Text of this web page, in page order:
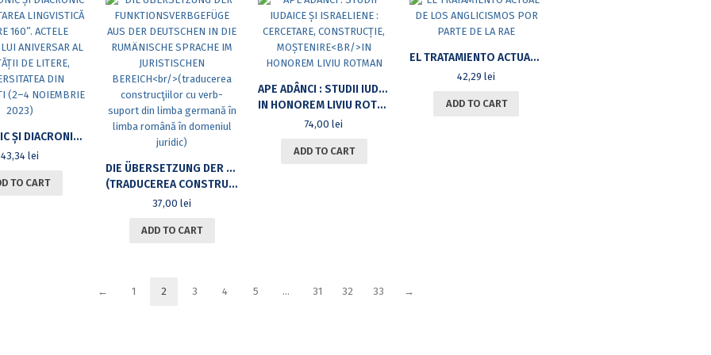
SINCRONIC ȘI DIACRONIC ÎN CERCETAREA LINGVISTICĂ „LITERE 160”. ACTELE COLOCVIULUI ANIVERSAR AL FACULTĂȚII DE LITERE, UNIVERSITATEA DIN BUCUREȘTI (2–4 NOIEMBRIE 2023)
43,34 lei
TO CART
DIE ÜBERSETZUNG DER FUNKTIONSVERBGEFÜGE AUS DER DEUTSCHEN IN DIE RUMÄNISCHE SPRACHE IM JURISTISCHEN BEREICH
(TRADUCEREA CONSTRUCŢIILOR CU VERB-SUPORT DIN LIMBA GERMANĂ ÎN LIMBA ROMÂNĂ ÎN DOMENIUL JURIDIC)
37,00 lei
ADD TO CART
APE ADÂNCI : STUDII IUDAICE ȘI ISRAELIENE : CERCETARE, CONSTRUCȚIE, MOȘTENIRE
IN HONOREM LIVIU ROTMAN
74,00 lei
ADD TO CART
EL TRATAMIENTO ACTUAL DE LOS ANGLICISMOS POR PARTE DE LA RAE
42,29 lei
ADD TO CART
← 1 2 3 4 5 … 31 32 33 →